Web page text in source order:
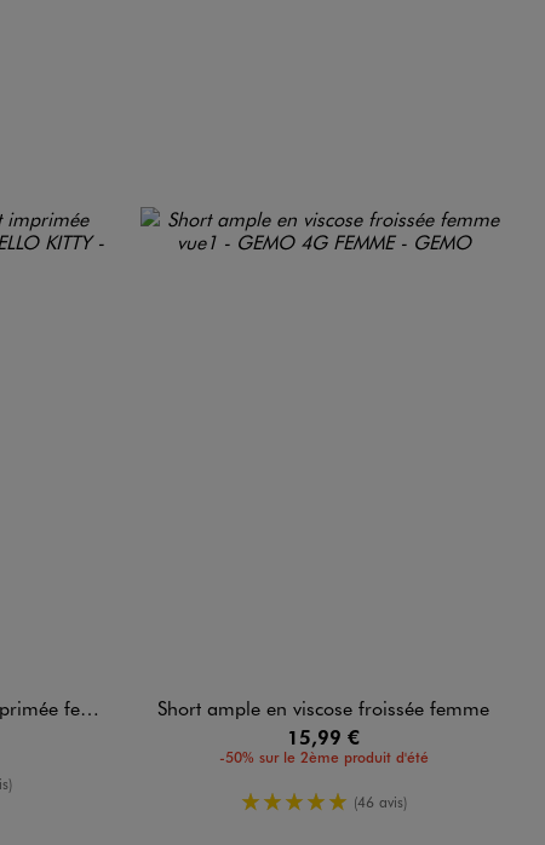
- Hello Kitty
Short ample en viscose froissée femme
15,99 €
-50% sur le 2ème produit d'été
5/5 de moyenne
(46 avis)